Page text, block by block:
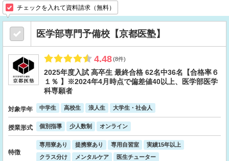
チェックを入れて資料請求（無料）
医学部専門予備校【京都医塾】
4.48(8件)
2025年度入試 高卒生 最終合格 62名中36名【合格率６
１％ 】※2024年4月時点で偏差値40以上、医学部医学
科専願者
対象学年 中学生 高校生 浪人生 大学生・社会人
授業形式 個別指導 少人数制 オンライン
特徴
専用寮あり 提携寮あり 専用自習室
実績15年以上
クラス分け
メンタルケア 医生チューター